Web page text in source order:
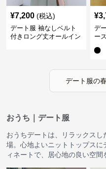
¥7,200 (税込)
デート服 袖なしベルト
付きロング丈オールイン
¥
デ
ー
デート服の
おうち｜デート服
おうちデートは、リラックス
場。心地よいニットトップス
ィネートで、居心地の良い空間